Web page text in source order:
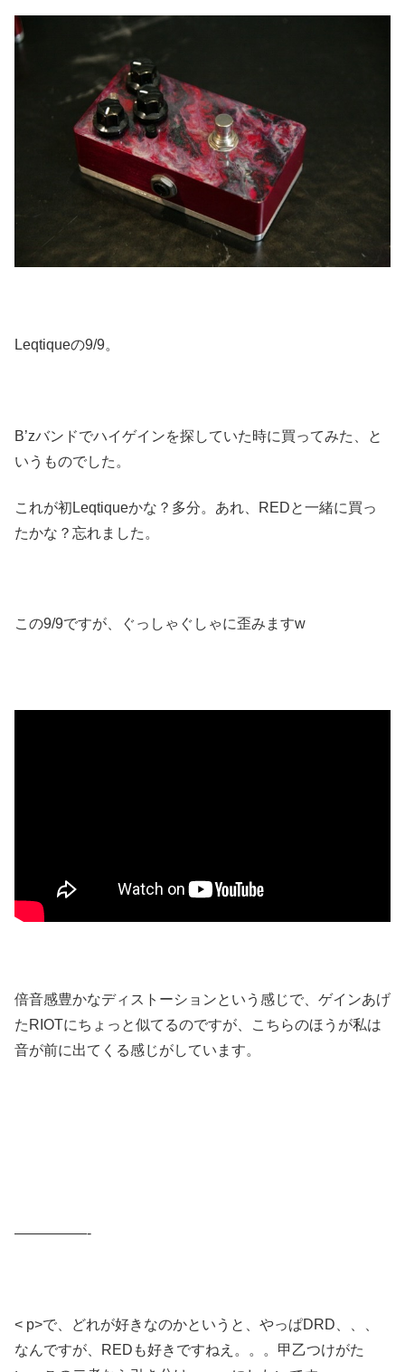
Leqtiqueの9/9。
B’zバンドでハイゲインを探していた時に買ってみた、と
いうものでした。
これが初Leqtiqueかな？多分。あれ、REDと一緒に買っ
たかな？忘れました。
この9/9ですが、ぐっしゃぐしゃに歪みますw
倍音感豊かなディストーションという感じで、ゲインあげ
たRIOTにちょっと似てるのですが、こちらのほうが私は
音が前に出てくる感じがしています。
—————-
< p>で、どれが好きなのかというと、やっぱDRD、、、
なんですが、REDも好きですねえ。。。甲乙つけがた